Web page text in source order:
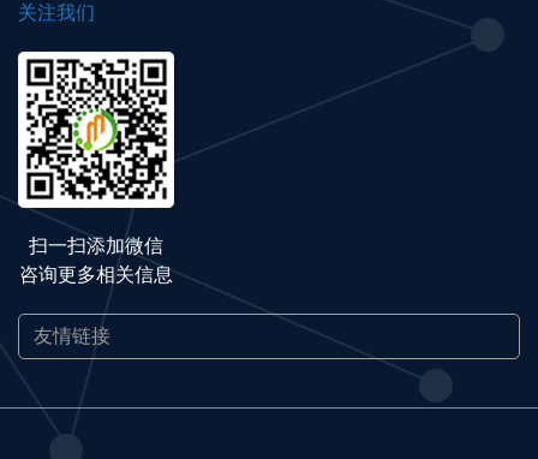
关注我们
扫一扫添加微信
咨询更多相关信息